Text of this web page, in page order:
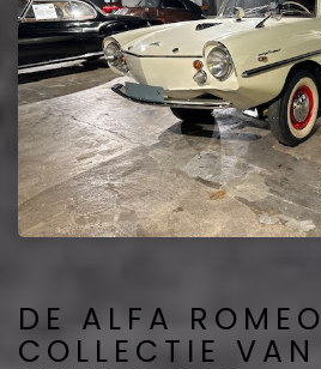
DE ALFA ROMEO
COLLECTIE VAN